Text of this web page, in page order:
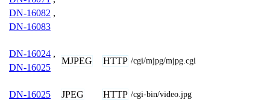
DN-16082 ,
DN-16083
DN-16024 ,
DN-16025
MJPEG HTTP /cgi/mjpg/mjpg.cgi
DN-16025 JPEG HTTP /cgi-bin/video.jpg